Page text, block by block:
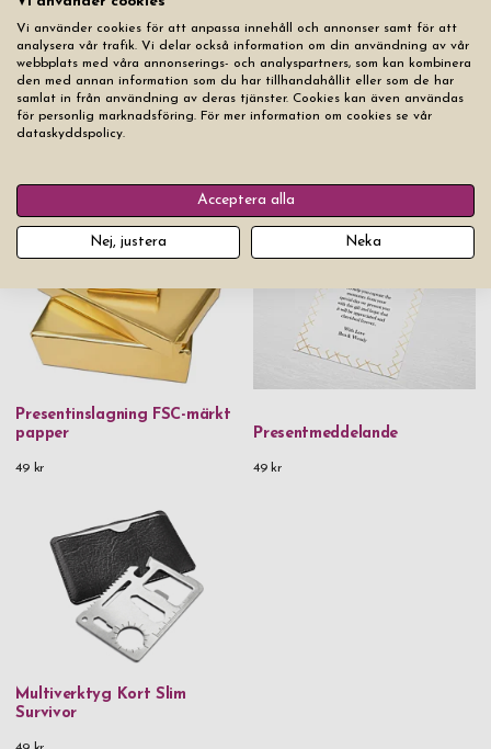
Du kanske också gillar
Presentinslagning FSC-märkt
papper
49 kr
Presentmeddelande
49 kr
Multiverktyg Kort Slim
Survivor
Vi använder cookies för att anpassa innehåll och annonser samt för att
analysera vår trafik. Vi delar också information om din användning av vår
webbplats med våra annonserings- och analyspartners, som kan kombinera
den med annan information som du har tillhandahållit eller som de har
samlat in från användning av deras tjänster. Cookies kan även användas
för personlig marknadsföring. För mer information om cookies se vår
dataskyddspolicy.
Acceptera alla
Nej, justera Neka